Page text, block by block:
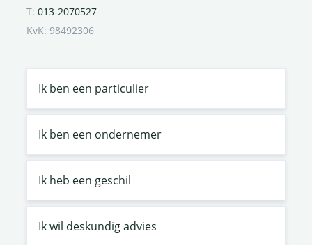
T: 013-2070527
KvK: 98492306
Ik ben een particulier
Ik ben een ondernemer
Ik heb een geschil
Ik wil deskundig advies